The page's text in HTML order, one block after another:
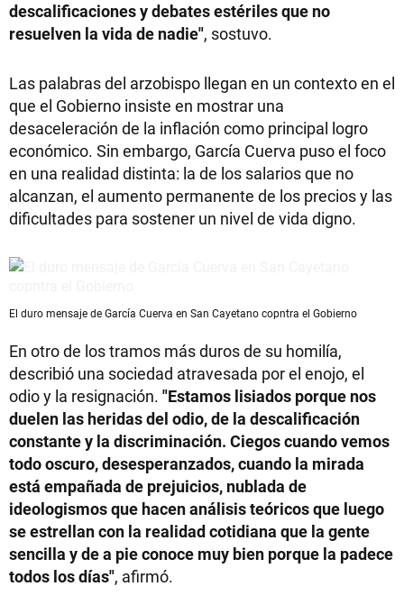
descalificaciones y debates estériles que no
resuelven la vida de nadie", sostuvo.
Las palabras del arzobispo llegan en un contexto en el
que el Gobierno insiste en mostrar una
desaceleración de la inflación como principal logro
económico. Sin embargo, García Cuerva puso el foco
en una realidad distinta: la de los salarios que no
alcanzan, el aumento permanente de los precios y las
dificultades para sostener un nivel de vida digno.
El duro mensaje de García Cuerva en San Cayetano copntra el Gobierno
En otro de los tramos más duros de su homilía,
describió una sociedad atravesada por el enojo, el
odio y la resignación. "Estamos lisiados porque nos
duelen las heridas del odio, de la descalificación
constante y la discriminación. Ciegos cuando vemos
todo oscuro, desesperanzados, cuando la mirada
está empañada de prejuicios, nublada de
ideologismos que hacen análisis teóricos que luego
se estrellan con la realidad cotidiana que la gente
sencilla y de a pie conoce muy bien porque la padece
todos los días", afirmó.